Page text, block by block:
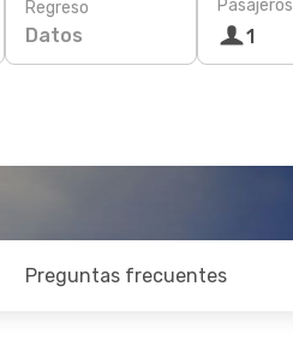
Regreso
Datos
Pasajeros
1
Preguntas frecuentes